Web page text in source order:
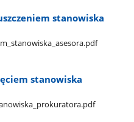
stanowiska
stanowiska